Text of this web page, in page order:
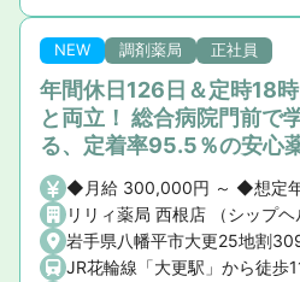
■新卒3年定着率95.5％｜「社員
環境」を追求した実績
NEW 調剤薬局 正社員
年間休日126日＆定時18
と両立！ 総合病院門前で
る、定着率95.5％の安心
岩手県八幡平市大更25地割
JR花輪線「大更駅」から徒歩